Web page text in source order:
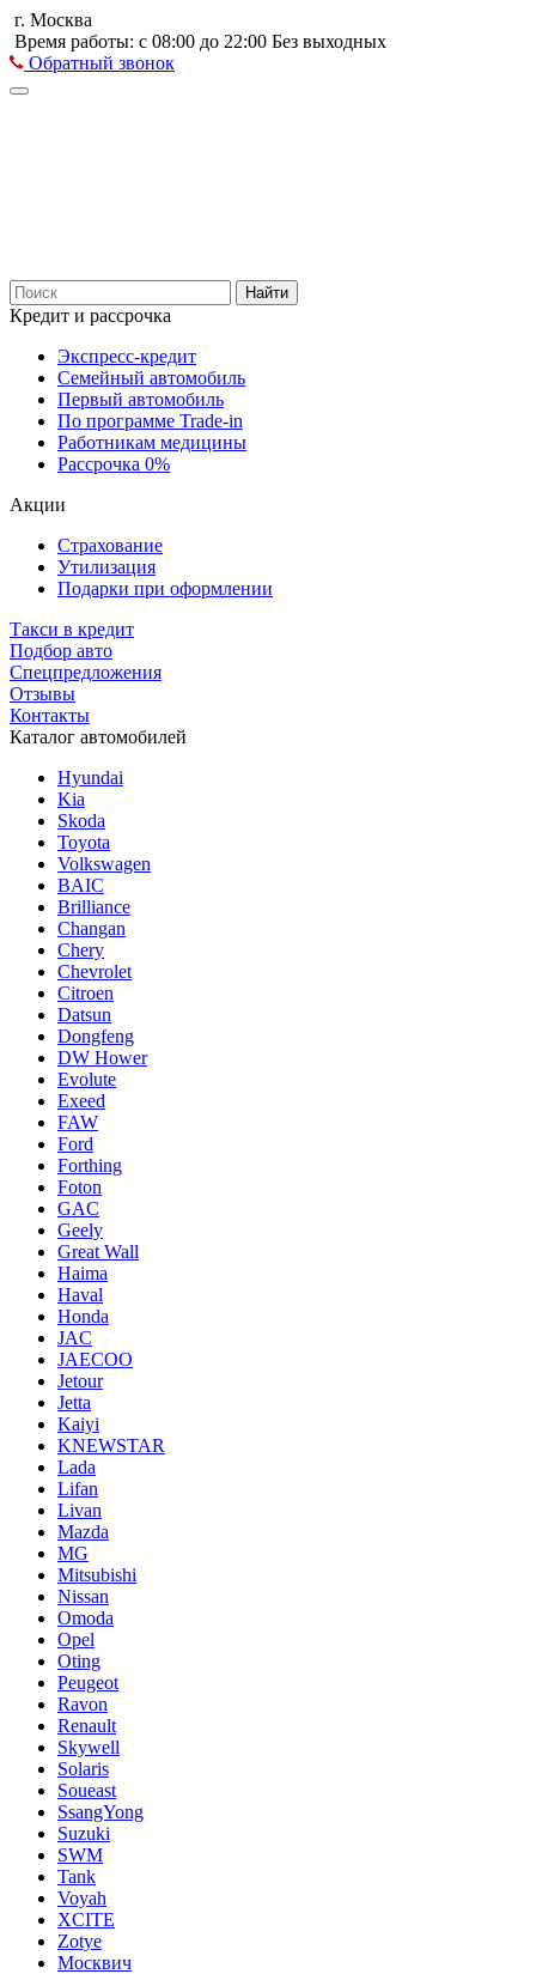
г. Москва
Время работы: с 08:00 до 22:00 Без выходных
Обратный звонок
Найти
Кредит и рассрочка
Экспресс-кредит
Семейный автомобиль
Первый автомобиль
По программе Trade-in
Работникам медицины
Рассрочка 0%
Акции
Страхование
Утилизация
Подарки при оформлении
Такси в кредит
Подбор авто
Спецпредложения
Отзывы
Контакты
Каталог автомобилей
Hyundai
Kia
Skoda
Toyota
Volkswagen
BAIC
Brilliance
Changan
Chery
Chevrolet
Citroen
Datsun
Dongfeng
DW Hower
Evolute
Exeed
FAW
Ford
Forthing
Foton
GAC
Geely
Great Wall
Haima
Haval
Honda
JAC
JAECOO
Jetour
Jetta
Kaiyi
KNEWSTAR
Lada
Lifan
Livan
Mazda
MG
Mitsubishi
Nissan
Omoda
Opel
Oting
Peugeot
Ravon
Renault
Skywell
Solaris
Soueast
SsangYong
Suzuki
SWM
Tank
Voyah
XCITE
Zotye
Москвич